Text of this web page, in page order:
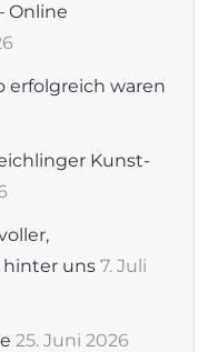
Online
erfolgreich waren
Kunst-
hinter uns 7. Juli
25. Juni 2026